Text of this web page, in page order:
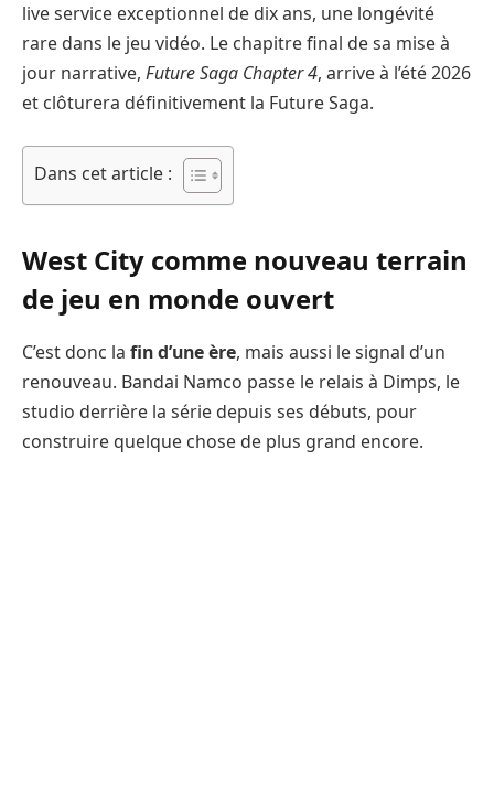
live service exceptionnel de dix ans, une longévité
rare dans le jeu vidéo. Le chapitre final de sa mise à
jour narrative, Future Saga Chapter 4, arrive à l’été 2026
et clôturera définitivement la Future Saga.
Dans cet article :
West City comme nouveau terrain
de jeu en monde ouvert
C’est donc la fin d’une ère, mais aussi le signal d’un
renouveau. Bandai Namco passe le relais à Dimps, le
studio derrière la série depuis ses débuts, pour
construire quelque chose de plus grand encore.